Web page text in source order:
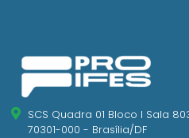
SCS Quadra 01 Bloco I Sala
70301-000 - Brasília/DF